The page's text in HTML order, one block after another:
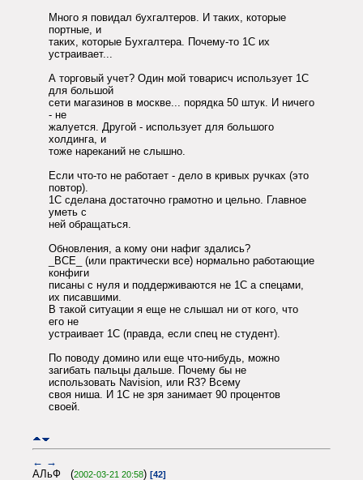
Много я повидал бухгалтеров. И таких, которые
портные, и
таких, которые Бухгалтера. Почему-то 1С их
устраивает...
А торговый учет? Один мой товарисч использует 1С
для большой
сети магазинов в москве... порядка 50 штук. И ничего
- не
жалуется. Другой - использует для большого
холдинга, и
тоже нареканий не слышно.
Если что-то не работает - дело в кривых ручках (это
повтор).
1С сделана достаточно грамотно и цельно. Главное
уметь с
ней обращаться.
Обновления, а кому они нафиг здались?
_ВСЕ_ (или практически все) нормально работающие
конфиги
писаны с нуля и поддерживаются не 1С а спецами,
их писавшими.
В такой ситуации я еще не слышал ни от кого, что
его не
устраивает 1С (правда, если спец не студент).
По поводу домино или еще что-нибудь, можно
загибать пальцы дальше. Почему бы не
использовать Navision, или R3? Всему
своя ниша. И 1С не зря занимает 90 процентов
своей.
← →
АЛьФ (2002-03-21 20:58) [42]